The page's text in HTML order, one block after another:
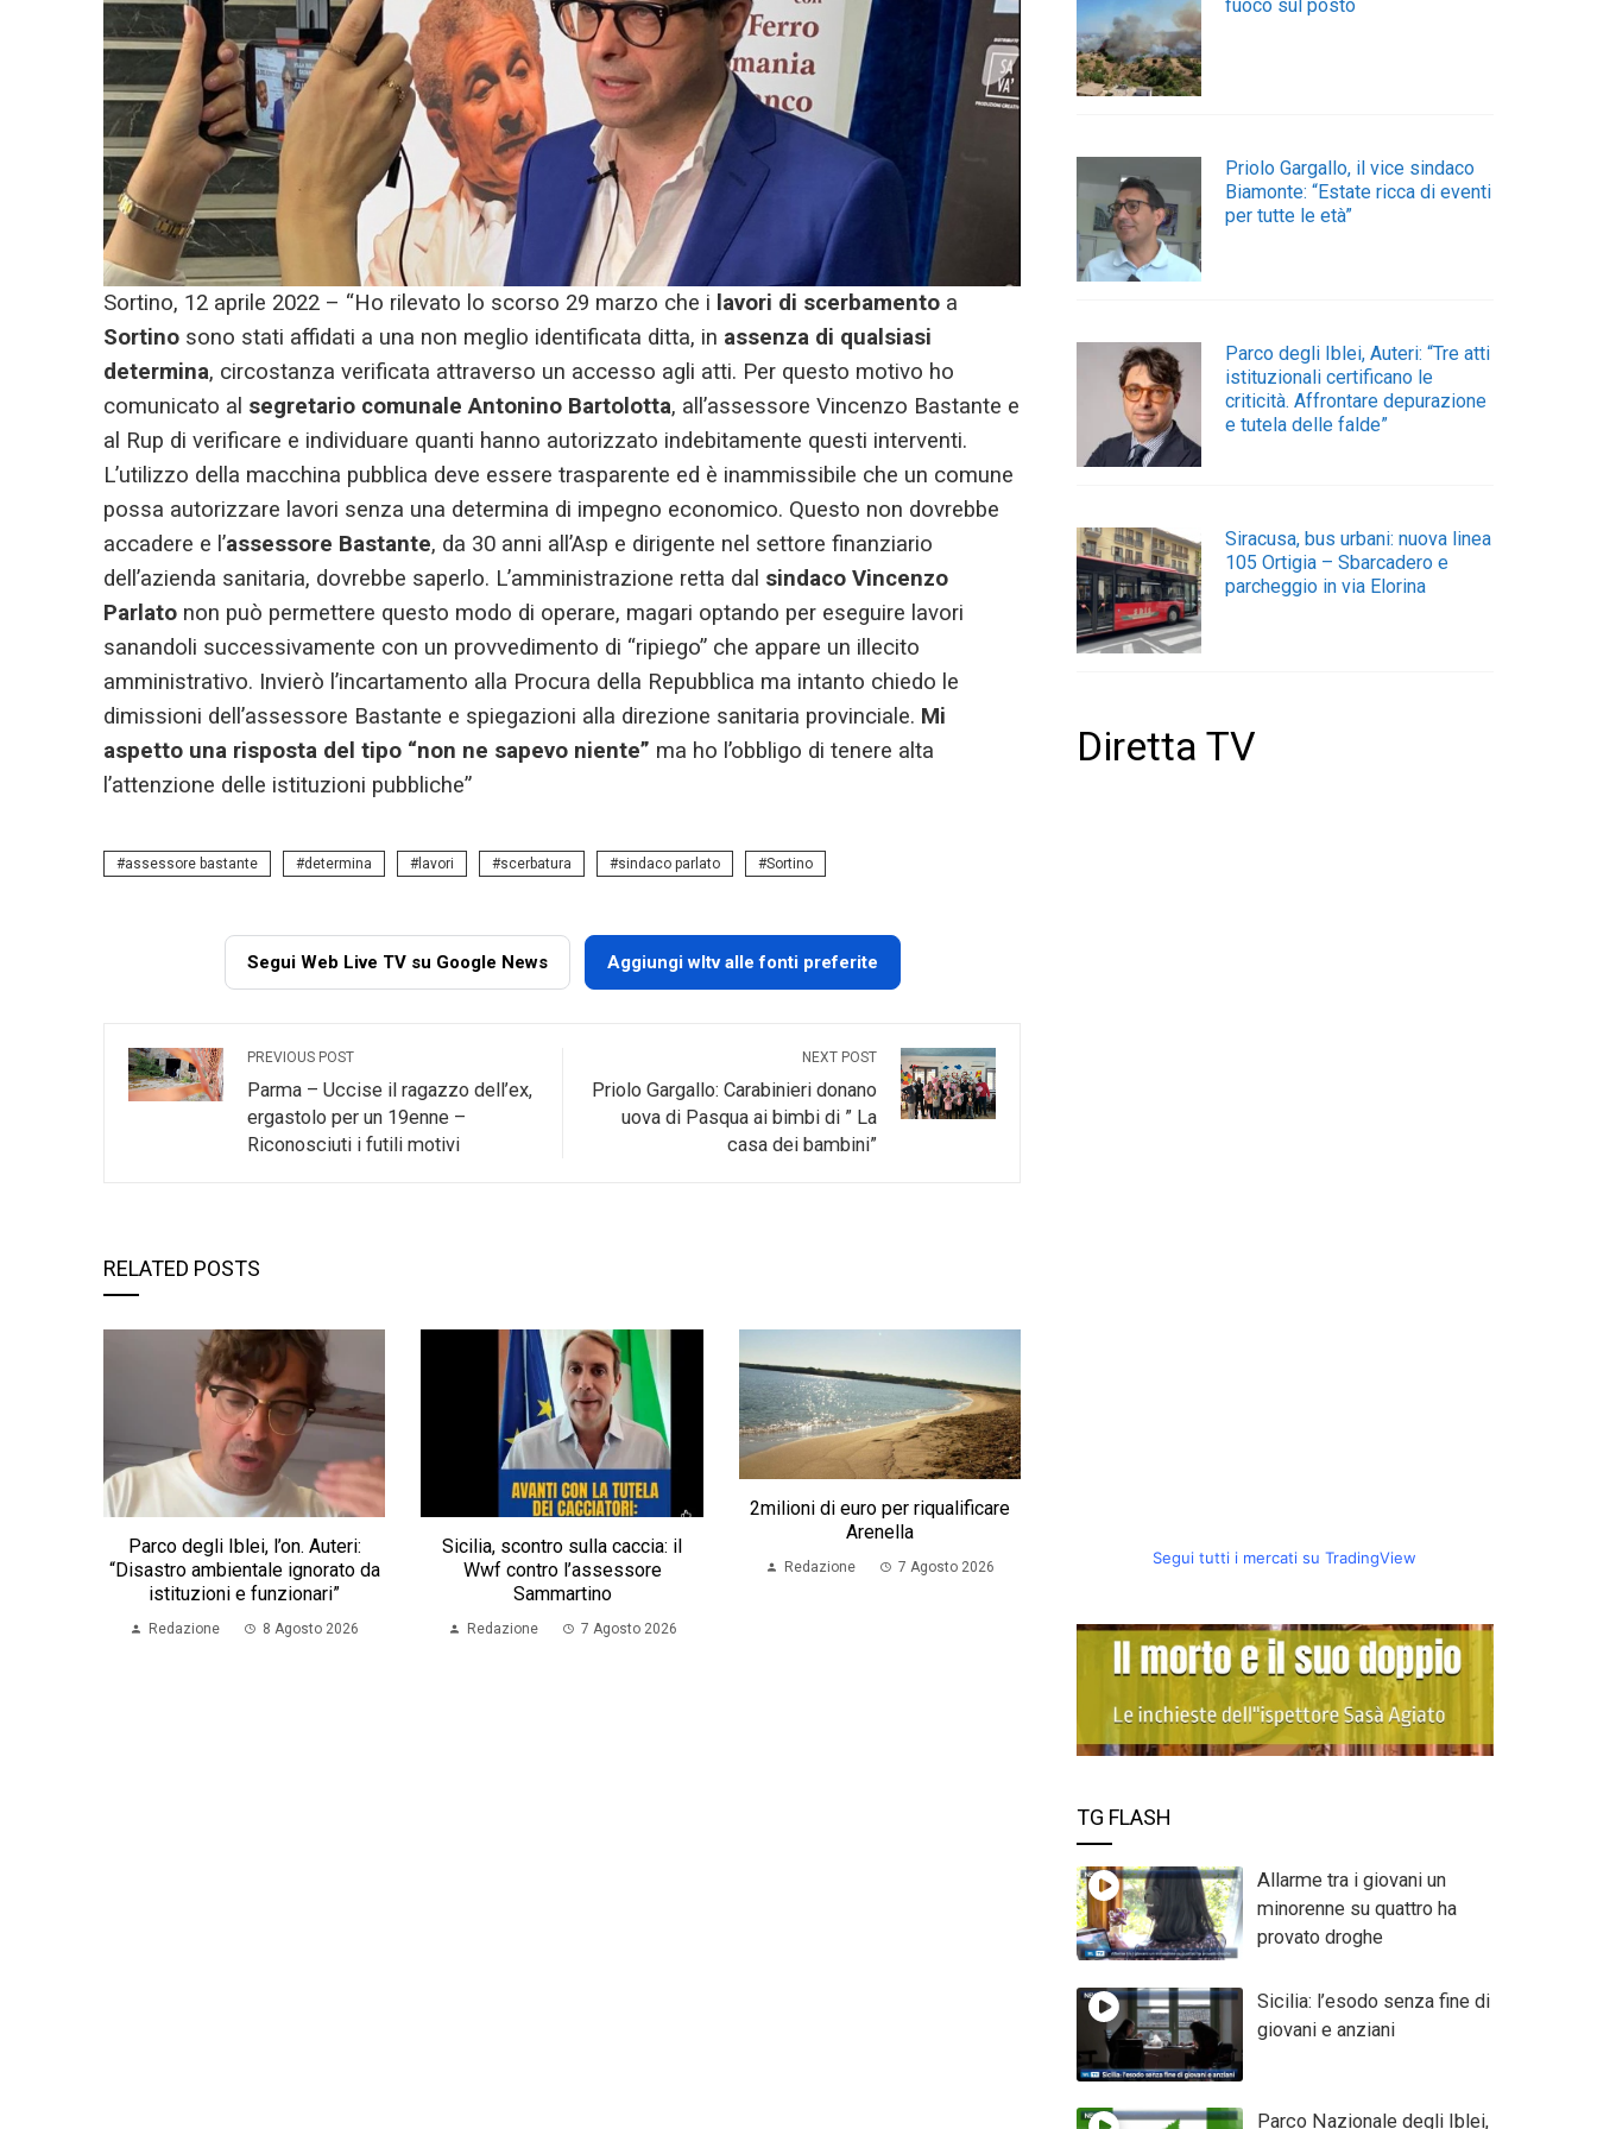
Sortino, 12 aprile 2022 – “Ho rilevato lo scorso 29 marzo che i lavori di scerbamento a
Sortino sono stati affidati a una non meglio identificata ditta, in assenza di qualsiasi
determina, circostanza verificata attraverso un accesso agli atti. Per questo motivo ho
comunicato al segretario comunale Antonino Bartolotta, all’assessore Vincenzo Bastante e
al Rup di verificare e individuare quanti hanno autorizzato indebitamente questi interventi.
L’utilizzo della macchina pubblica deve essere trasparente ed è inammissibile che un comune
possa autorizzare lavori senza una determina di impegno economico. Questo non dovrebbe
accadere e l’assessore Bastante, da 30 anni all’Asp e dirigente nel settore finanziario
dell’azienda sanitaria, dovrebbe saperlo. L’amministrazione retta dal sindaco Vincenzo
Parlato non può permettere questo modo di operare, magari optando per eseguire lavori
sanandoli successivamente con un provvedimento di “ripiego” che appare un illecito
amministrativo. Invierò l’incartamento alla Procura della Repubblica ma intanto chiedo le
dimissioni dell’assessore Bastante e spiegazioni alla direzione sanitaria provinciale. Mi
aspetto una risposta del tipo “non ne sapevo niente” ma ho l’obbligo di tenere alta
l’attenzione delle istituzioni pubbliche”
assessore bastante determina lavori scerbatura sindaco parlato Sortino
Segui Web Live TV su Google News Aggiungi wltv alle fonti preferite
PREVIOUS POST
Parma – Uccise il ragazzo dell’ex,
ergastolo per un 19enne –
Riconosciuti i futili motivi
NEXT POST
Priolo Gargallo: Carabinieri donano
uova di Pasqua ai bimbi di ” La
casa dei bambini”
RELATED POSTS
Parco degli Iblei, l’on. Auteri:
“Disastro ambientale ignorato da
istituzioni e funzionari”
Redazione 8 Agosto 2026
Sicilia, scontro sulla caccia: il
Wwf contro l’assessore
Sammartino
Redazione 7 Agosto 2026
2milioni di euro per riqualificare
Arenella
Redazione 7 Agosto 2026
fuoco sul posto
Priolo Gargallo, il vice sindaco
Biamonte: “Estate ricca di eventi
per tutte le età”
Parco degli Iblei, Auteri: “Tre atti
istituzionali certificano le
criticità. Affrontare depurazione
e tutela delle falde”
Siracusa, bus urbani: nuova linea
105 Ortigia – Sbarcadero e
parcheggio in via Elorina
Diretta TV
Segui tutti i mercati su TradingView
TG FLASH
Allarme tra i giovani un
minorenne su quattro ha
provato droghe
Sicilia: l’esodo senza fine di
giovani e anziani
Parco Nazionale degli Iblei,